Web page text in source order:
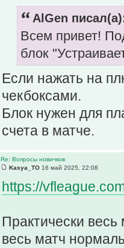
AlGen
Всем привет!
блок
Если нажать на
чекбоксами.
Блок нужен для
счета в матче.
Re: Вопросы новичков
Kasya_TO 16 май 2025, 22:08
https://
Практически весь
весь матч